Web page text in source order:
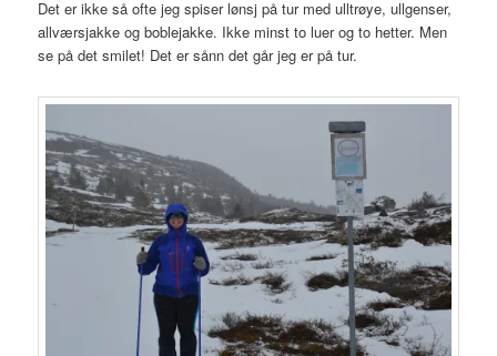
Det er ikke så ofte jeg spiser lønsj på tur med ulltrøye, ullgenser,
allværsjakke og boblejakke. Ikke minst to luer og to hetter. Men
se på det smilet! Det er sånn det går jeg er på tur.